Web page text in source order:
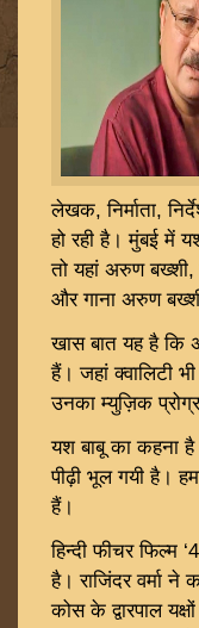
लेखक, निर्माता,
हो रही है। मुंबई में
तो यहां अरुण
और गाना अरुण
खास बात यह है कि
हैं। जहां क्वालिटी
उनका म्युज़िक
यश बाबू का कहना है
पीढ़ी भूल गयी है।
हैं।
हिन्दी फीचर फिल्म
है। राजिंदर वर्मा
कोस के द्वारपाल